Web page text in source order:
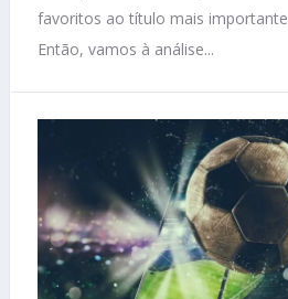
favoritos ao título mais
Então, vamos à análise...